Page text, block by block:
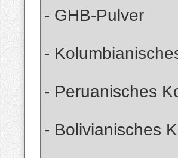
- GHB-Pulver
-
- Peruanisches
- Bolivianisches